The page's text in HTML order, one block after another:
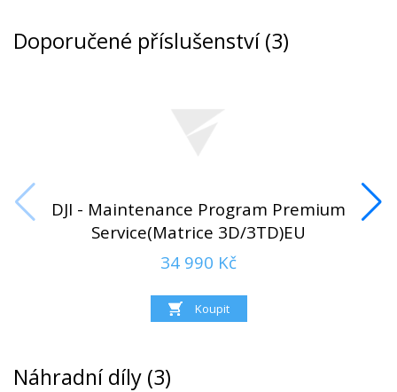
1x Letadlo (s vloženou microSD kartou)
Doporučené příslušenství (3)
DJI - Maintenance Program Premium
Service(Matrice 3D/3TD)EU
34 990 Kč
Náhradní díly (3)